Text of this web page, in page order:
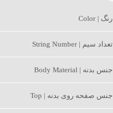
رنگ | Color
تعداد سیم | String Number
جنس بدنه | Body Material
جنس صفحه روی بدنه | Top